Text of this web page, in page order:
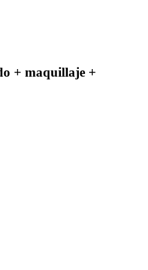
+ maquillaje +